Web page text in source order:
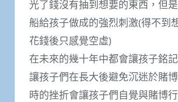
光了錢沒有抽到想要的東西，但
船給孩子做成的強烈刺激(得不到
花錢後只感覺空虛)
在未來的幾十年中都會讓孩子銘
讓孩子們在長大後避免沉迷於賭
時的挫折會讓孩子們自覺與賭博